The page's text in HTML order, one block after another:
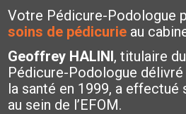
Votre Pédicure-Podologue
soins de pédicurie au
Geoffrey HALINI, titulaire
Pédicure-Podologue
la santé en 1999, a effectué
au sein de l’EFOM.